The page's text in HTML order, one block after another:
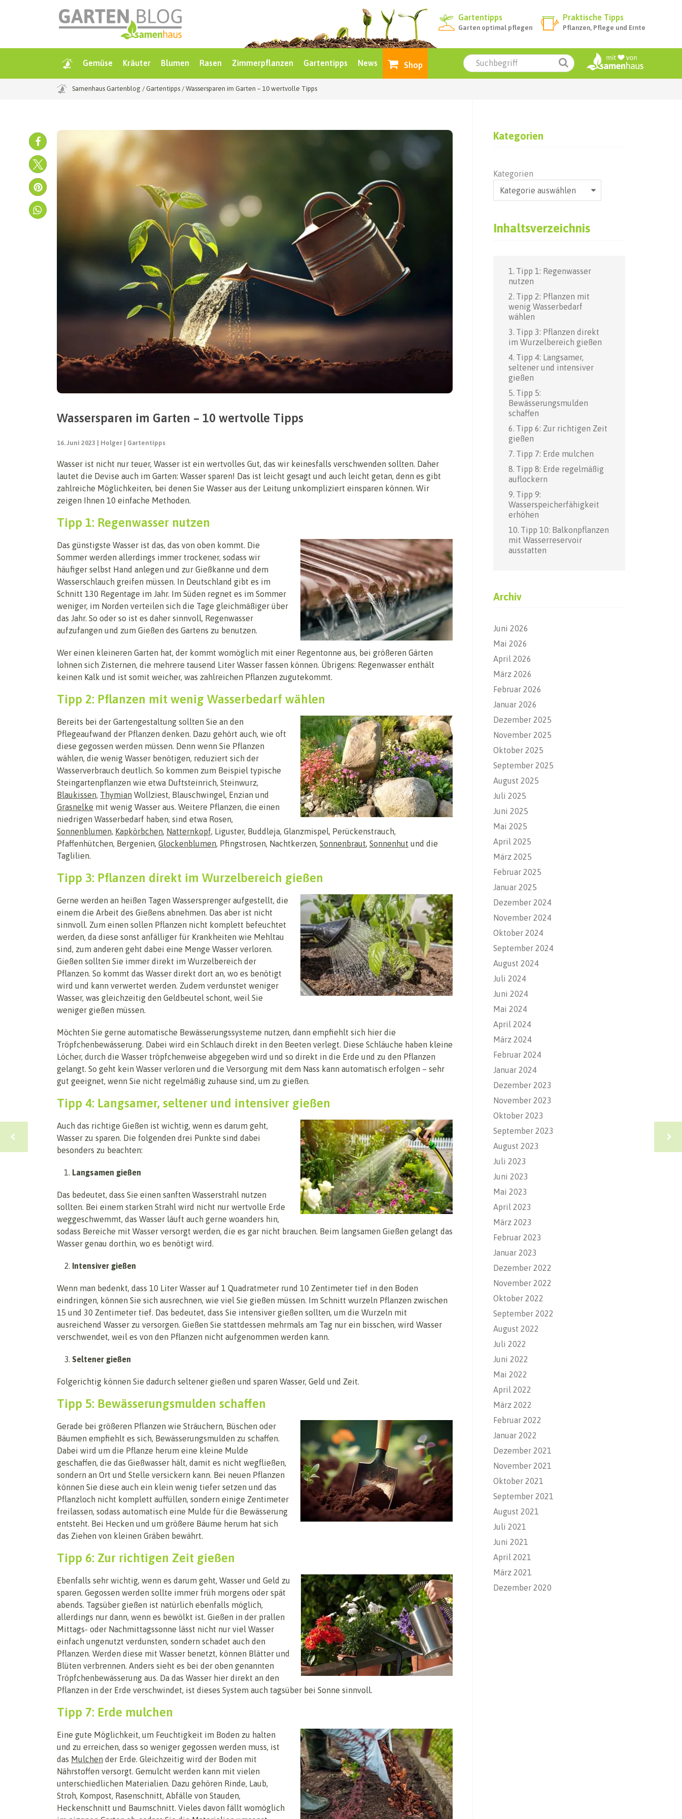
Gartentipps
Garten optimal pflegen
Praktische Tipps
Pflanzen, Pflege und Ernte
Gemüse Kräuter Blumen Rasen Zimmerpflanzen Gartentipps News Shop
Samenhaus Gartenblog / Gartentipps / Wassersparen im Garten – 10 wertvolle Tipps
Wassersparen im Garten – 10 wertvolle Tipps
16. Juni 2023 Holger Gartentipps
Wasser ist nicht nur teuer, Wasser ist ein wertvolles Gut, das wir keinesfalls verschwenden sollten. Daher
lautet die Devise auch im Garten: Wasser sparen! Das ist leicht gesagt und auch leicht getan, denn es gibt
zahlreiche Möglichkeiten, bei denen Sie Wasser aus der Leitung unkompliziert einsparen können. Wir
zeigen Ihnen 10 einfache Methoden.
Tipp 1: Regenwasser nutzen
Das günstigste Wasser ist das, das von oben kommt. Die
Sommer werden allerdings immer trockener, sodass wir
häufiger selbst Hand anlegen und zur Gießkanne und dem
Wasserschlauch greifen müssen. In Deutschland gibt es im
Schnitt 130 Regentage im Jahr. Im Süden regnet es im Sommer
weniger, im Norden verteilen sich die Tage gleichmäßiger über
das Jahr. So oder so ist es daher sinnvoll, Regenwasser
aufzufangen und zum Gießen des Gartens zu benutzen.
Wer einen kleineren Garten hat, der kommt womöglich mit einer Regentonne aus, bei größeren Gärten
lohnen sich Zisternen, die mehrere tausend Liter Wasser fassen können. Übrigens: Regenwasser enthält
keinen Kalk und ist somit weicher, was zahlreichen Pflanzen zugutekommt.
Tipp 2: Pflanzen mit wenig Wasserbedarf wählen
Bereits bei der Gartengestaltung sollten Sie an den
Pflegeaufwand der Pflanzen denken. Dazu gehört auch, wie oft
diese gegossen werden müssen. Denn wenn Sie Pflanzen
wählen, die wenig Wasser benötigen, reduziert sich der
Wasserverbrauch deutlich. So kommen zum Beispiel typische
Steingartenpflanzen wie etwa Duftsteinrich, Steinwurz,
Blaukissen, Thymian Wollziest, Blauschwingel, Enzian und
Grasnelke mit wenig Wasser aus. Weitere Pflanzen, die einen
niedrigen Wasserbedarf haben, sind etwa Rosen,
Sonnenblumen, Kapkörbchen, Natternkopf, Liguster, Buddleja, Glanzmispel, Perückenstrauch,
Pfaffenhütchen, Bergenien, Glockenblumen, Pfingstrosen, Nachtkerzen, Sonnenbraut, Sonnenhut und die
Taglilien.
Tipp 3: Pflanzen direkt im Wurzelbereich gießen
Gerne werden an heißen Tagen Wassersprenger aufgestellt, die
einem die Arbeit des Gießens abnehmen. Das aber ist nicht
sinnvoll. Zum einen sollen Pflanzen nicht komplett befeuchtet
werden, da diese sonst anfälliger für Krankheiten wie Mehltau
sind, zum anderen geht dabei eine Menge Wasser verloren.
Gießen sollten Sie immer direkt im Wurzelbereich der
Pflanzen. So kommt das Wasser direkt dort an, wo es benötigt
wird und kann verwertet werden. Zudem verdunstet weniger
Wasser, was gleichzeitig den Geldbeutel schont, weil Sie
weniger gießen müssen.
Möchten Sie gerne automatische Bewässerungssysteme nutzen, dann empfiehlt sich hier die
Tröpfchenbewässerung. Dabei wird ein Schlauch direkt in den Beeten verlegt. Diese Schläuche haben kleine
Löcher, durch die Wasser tröpfchenweise abgegeben wird und so direkt in die Erde und zu den Pflanzen
gelangt. So geht kein Wasser verloren und die Versorgung mit dem Nass kann automatisch erfolgen – sehr
gut geeignet, wenn Sie nicht regelmäßig zuhause sind, um zu gießen.
Tipp 4: Langsamer, seltener und intensiver gießen
Auch das richtige Gießen ist wichtig, wenn es darum geht,
Wasser zu sparen. Die folgenden drei Punkte sind dabei
besonders zu beachten:
Langsamen gießen
Das bedeutet, dass Sie einen sanften Wasserstrahl nutzen
sollten. Bei einem starken Strahl wird nicht nur wertvolle Erde
weggeschwemmt, das Wasser läuft auch gerne woanders hin,
sodass Bereiche mit Wasser versorgt werden, die es gar nicht brauchen. Beim langsamen Gießen gelangt das
Wasser genau dorthin, wo es benötigt wird.
Intensiver gießen
Wenn man bedenkt, dass 10 Liter Wasser auf 1 Quadratmeter rund 10 Zentimeter tief in den Boden
eindringen, können Sie sich ausrechnen, wie viel Sie gießen müssen. Im Schnitt wurzeln Pflanzen zwischen
15 und 30 Zentimeter tief. Das bedeutet, dass Sie intensiver gießen sollten, um die Wurzeln mit
ausreichend Wasser zu versorgen. Gießen Sie stattdessen mehrmals am Tag nur ein bisschen, wird Wasser
verschwendet, weil es von den Pflanzen nicht aufgenommen werden kann.
Seltener gießen
Folgerichtig können Sie dadurch seltener gießen und sparen Wasser, Geld und Zeit.
Tipp 5: Bewässerungsmulden schaffen
Gerade bei größeren Pflanzen wie Sträuchern, Büschen oder
Bäumen empfiehlt es sich, Bewässerungsmulden zu schaffen.
Dabei wird um die Pflanze herum eine kleine Mulde
geschaffen, die das Gießwasser hält, damit es nicht wegfließen,
sondern an Ort und Stelle versickern kann. Bei neuen Pflanzen
können Sie diese auch ein klein wenig tiefer setzen und das
Pflanzloch nicht komplett auffüllen, sondern einige Zentimeter
freilassen, sodass automatisch eine Mulde für die Bewässerung
entsteht. Bei Hecken und um größere Bäume herum hat sich
das Ziehen von kleinen Gräben bewährt.
Tipp 6: Zur richtigen Zeit gießen
Ebenfalls sehr wichtig, wenn es darum geht, Wasser und Geld zu
sparen. Gegossen werden sollte immer früh morgens oder spät
abends. Tagsüber gießen ist natürlich ebenfalls möglich,
allerdings nur dann, wenn es bewölkt ist. Gießen in der prallen
Mittags- oder Nachmittagssonne lässt nicht nur viel Wasser
einfach ungenutzt verdunsten, sondern schadet auch den
Pflanzen. Werden diese mit Wasser benetzt, können Blätter und
Blüten verbrennen. Anders sieht es bei der oben genannten
Tröpfchenbewässerung aus. Da das Wasser hier direkt an den
Pflanzen in der Erde verschwindet, ist dieses System auch tagsüber bei Sonne sinnvoll.
Tipp 7: Erde mulchen
Eine gute Möglichkeit, um Feuchtigkeit im Boden zu halten
und zu erreichen, dass so weniger gegossen werden muss, ist
das Mulchen der Erde. Gleichzeitig wird der Boden mit
Nährstoffen versorgt. Gemulcht werden kann mit vielen
unterschiedlichen Materialien. Dazu gehören Rinde, Laub,
Stroh, Kompost, Rasenschnitt, Abfälle von Stauden,
Heckenschnitt und Baumschnitt. Vieles davon fällt womöglich
Kategorien
Kategorien
Inhaltsverzeichnis
Tipp 1: Regenwasser
nutzen
Tipp 2: Pflanzen mit
wenig Wasserbedarf
wählen
Tipp 3: Pflanzen direkt
im Wurzelbereich gießen
Tipp 4: Langsamer,
seltener und intensiver
gießen
Tipp 5:
Bewässerungsmulden
schaffen
Tipp 6: Zur richtigen Zeit
gießen
Tipp 7: Erde mulchen
Tipp 8: Erde regelmäßig
auflockern
Tipp 9:
Wasserspeicherfähigkeit
erhöhen
Tipp 10: Balkonpflanzen
mit Wasserreservoir
ausstatten
Archiv
Juni 2026
Mai 2026
April 2026
März 2026
Februar 2026
Januar 2026
Dezember 2025
November 2025
Oktober 2025
September 2025
August 2025
Juli 2025
Juni 2025
Mai 2025
April 2025
März 2025
Februar 2025
Januar 2025
Dezember 2024
November 2024
Oktober 2024
September 2024
August 2024
Juli 2024
Juni 2024
Mai 2024
April 2024
März 2024
Februar 2024
Januar 2024
Dezember 2023
November 2023
Oktober 2023
September 2023
August 2023
Juli 2023
Juni 2023
Mai 2023
April 2023
März 2023
Februar 2023
Januar 2023
Dezember 2022
November 2022
Oktober 2022
September 2022
August 2022
Juli 2022
Juni 2022
Mai 2022
April 2022
März 2022
Februar 2022
Januar 2022
Dezember 2021
November 2021
Oktober 2021
September 2021
August 2021
Juli 2021
Juni 2021
April 2021
März 2021
Dezember 2020